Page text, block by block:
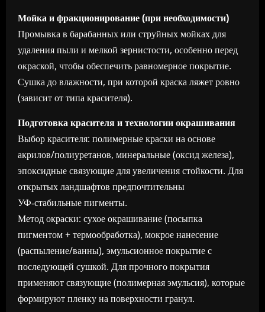
Мойка и фракционирование (при необходимости)
Промывка в барабанных или струйных мойках для
удаления пыли и мелкой зернистости, особенно перед
окраской, чтобы обеспечить равномерное покрытие.
Сушка до влажности, при которой краска ляжет ровно
(зависит от типа красителя).
Подготовка красителя и технологии окрашивания
Выбор красителя: полимерные краски на основе
акрилов/полиуретанов, минеральные (оксид железа),
эпоксидные связующие для увеличения стойкости. Для
открытых ландшафтов предпочтительны
УФ‑стабильные пигменты.
Метод окраски: сухое окрашивание (посыпка
пигментом + термообработка), мокрое нанесение
(распыление/ванны), эмульсионное покрытие с
последующей сушкой. Для прочного покрытия
применяют связующие (полимерная эмульсия), которые
формируют пленку на поверхности гранул.